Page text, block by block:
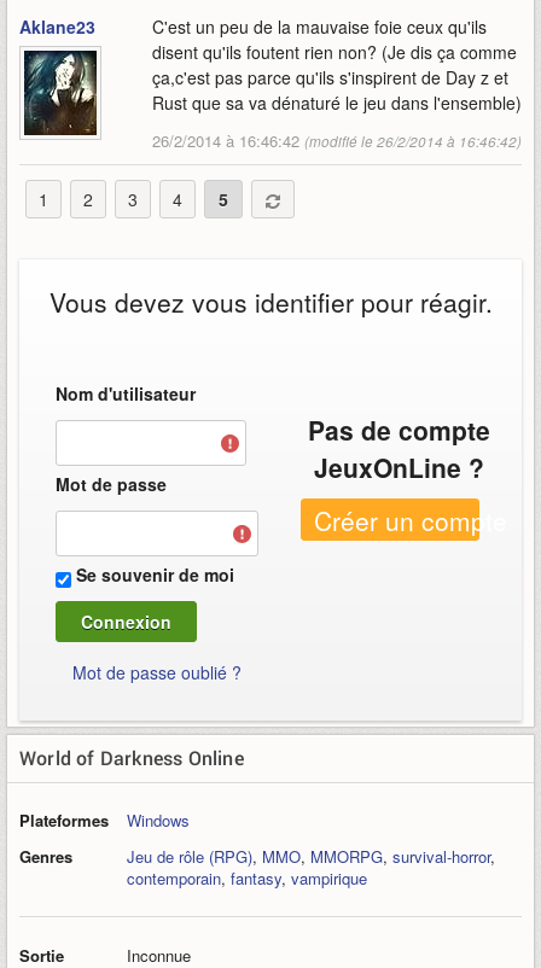
Aklane23
C'est un peu de la mauvaise foie ceux qu'ils
disent qu'ils foutent rien non? (Je dis ça comme
ça,c'est pas parce qu'ils s'inspirent de Day z et
Rust que sa va dénaturé le jeu dans l'ensemble)
26/2/2014 à 16:46:42 (modifié le 26/2/2014 à 16:46:42)
1 2 3 4 5
Vous devez vous identifier pour réagir.
Nom d'utilisateur
Mot de passe
Se souvenir de moi
Mot de passe oublié ?
Pas de compte
JeuxOnLine ?
Créer un compte
World of Darkness Online
Plateformes
Windows
Genres
Jeu de rôle (RPG), MMO, MMORPG, survival-horror,
contemporain, fantasy, vampirique
Sortie
Inconnue